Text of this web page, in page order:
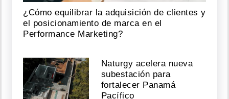
¿Cómo equilibrar la adquisición de clientes y
el posicionamiento de marca en el
Performance Marketing?
Naturgy acelera nueva
subestación para
fortalecer Panamá
Pacífico